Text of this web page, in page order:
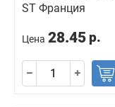
ST Франция
Цена 28.45 р.